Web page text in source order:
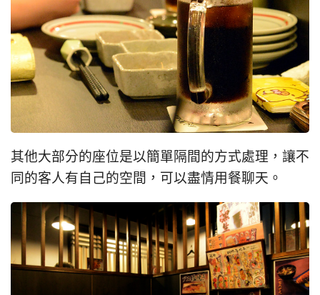
其他大部分的座位是以簡單隔間的方式處理，讓不
同的客人有自己的空間，可以盡情用餐聊天。